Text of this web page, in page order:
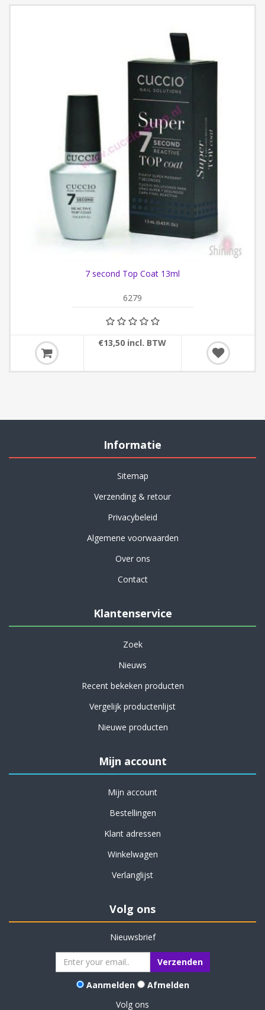
7 second Top Coat 13ml
6279
€13,50 incl. BTW
Informatie
Sitemap
Verzending & retour
Privacybeleid
Algemene voorwaarden
Over ons
Contact
Klantenservice
Zoek
Nieuws
Recent bekeken producten
Vergelijk productenlijst
Nieuwe producten
Mijn account
Mijn account
Bestellingen
Klant adressen
Winkelwagen
Verlanglijst
Volg ons
Nieuwsbrief
Aanmelden
Afmelden
Volg ons